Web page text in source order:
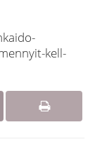
kell-